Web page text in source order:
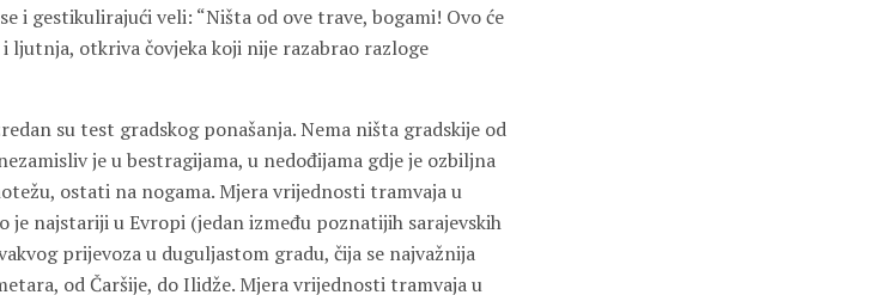
i gestikulirajući veli: “Ništa od ove trave, bogami! Ovo će
i ljutnja, otkriva čovjeka koji nije razabrao razloge
su test gradskog ponašanja. Nema ništa gradskije od
je u bestragijama, u nedođijama gdje je ozbiljna
ostati na nogama. Mjera vrijednosti tramvaja u
je najstariji u Evropi (jedan između poznatijih sarajevskih
prijevoza u duguljastom gradu, čija se najvažnija
od Čaršije, do Ilidže. Mjera vrijednosti tramvaja u